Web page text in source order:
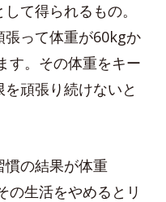
て得られるもの。
張って体重が60kgか
す。その体重をキー
頑張り続けないと
の結果が体重
の生活をやめるとリ